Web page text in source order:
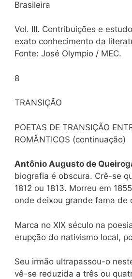
Brasileira
Vol. III. Contribuições e
exato conhecimento da
Fonte: José Olympio / MEC.
8
TRANSIÇÃO
POETAS DE TRANSIÇÃO
ROMÂNTICOS (continuação)
Antônio Augusto de
biografia é obscura. Crê-se
1812 ou 1813. Morreu em
onde deixou grande fama de
Marca no XIX século na
erupção do nativismo local,
Seu irmão ultrapassou-o
vê-se reduzida a três ou